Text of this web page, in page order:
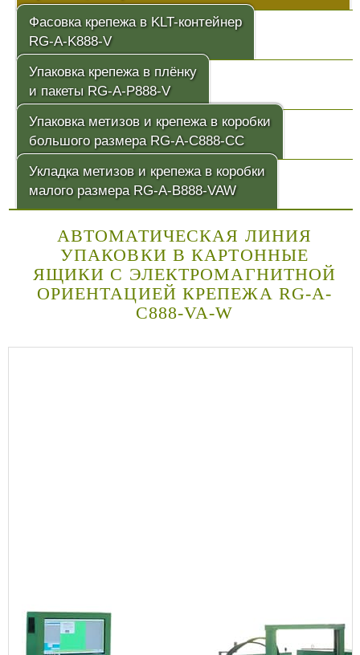
Фасовка крепежа в KLT-контейнер
RG-A-K888-V
Упаковка крепежа в плёнку
и пакеты RG-A-P888-V
Упаковка метизов и крепежа в коробки
большого размера RG-A-C888-CC
Укладка метизов и крепежа в коробки
малого размера RG-A-B888-VAW
АВТОМАТИЧЕСКАЯ ЛИНИЯ
УПАКОВКИ В КАРТОННЫЕ
ЯЩИКИ С ЭЛЕКТРОМАГНИТНОЙ
ОРИЕНТАЦИЕЙ КРЕПЕЖА RG-A-
C888-VA-W